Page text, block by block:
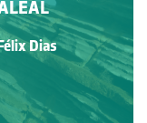
Dias